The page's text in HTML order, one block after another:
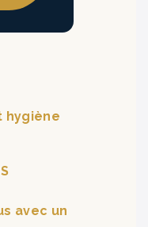
hygiène
avec un